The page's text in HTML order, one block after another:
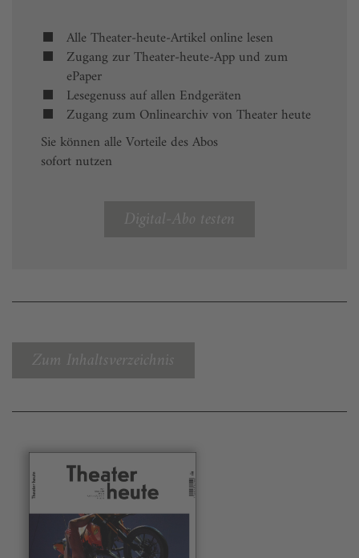
Alle Theater-heute-Artikel online lesen
Zugang zur Theater-heute-App und zum
ePaper
Lesegenuss auf allen Endgeräten
Zugang zum Onlinearchiv von Theater heute
Sie können alle Vorteile des Abos
sofort nutzen
Digital-Abo testen
Zum Inhaltsverzeichnis